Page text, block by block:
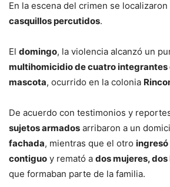
En la escena del crimen se localizaron
casquillos percutidos.
El domingo, la violencia alcanzó un
multihomicidio de cuatro integrantes
mascota, ocurrido en la colonia
De acuerdo con testimonios y
sujetos armados arribaron a un
fachada, mientras que el otro ingresó
contiguo y remató a dos mujeres,
que formaban parte de la familia.